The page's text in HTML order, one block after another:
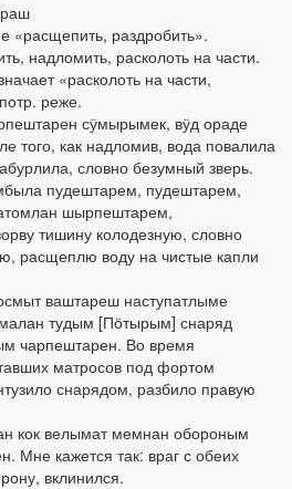
«расщепить, раздробить».
надломить, расколоть на части.
«расколоть на части,
реже.
сӱмырымек, вӱд ораде
того, как надломив, вода повалила
словно безумный зверь.
пудештарем, пудештарем,
шырпештарем,
тишину колодезную, словно
расщеплю воду на чистые капли
ваштареш наступатлыме
тудым [Пӧтырым] снаряд
чарпештарен. Во время
матросов под фортом
снарядом, разбило правую
кок велымат мемнан обороным
Мне кажется так: враг с обеих
вклинился.